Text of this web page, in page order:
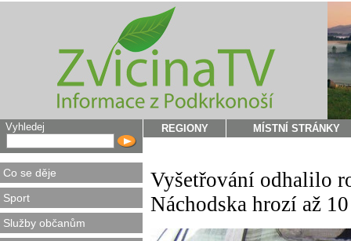
Vyhledej
Co se děje
Sport
Služby občanům
REGIONY MÍSTNÍ STRÁNKY
Vyšetřování odhalilo
Náchodska hrozí až